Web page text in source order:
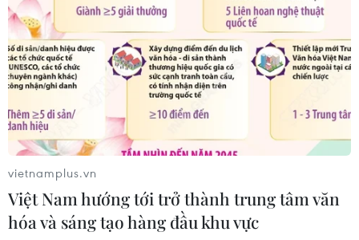
vietnamplus.vn
Việt Nam hướng tới trở thành trung tâm văn
hóa và sáng tạo hàng đầu khu vực